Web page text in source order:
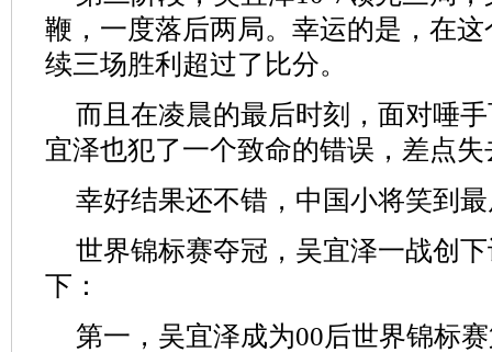
鞭，一度落后两局。幸运的是，在
续三场胜利超过了比分。
而且在凌晨的最后时刻，面对唾
宜泽也犯了一个致命的错误，差点
幸好结果还不错，中国小将笑到
世界锦标赛夺冠，吴宜泽一战创
下：
第一，吴宜泽成为00后世界锦标